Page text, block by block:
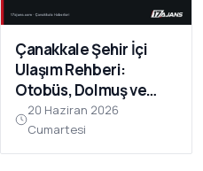
Çanakkale Şehir İçi
Ulaşım Rehberi:
Otobüs, Dolmuş ve
Feribot
20 Haziran 2026
Cumartesi